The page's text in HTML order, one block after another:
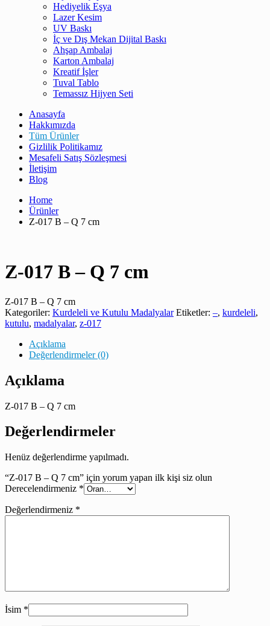
Hediyelik Eşya
Lazer Kesim
UV Baskı
İç ve Dış Mekan Dijital Baskı
Ahşap Ambalaj
Karton Ambalaj
Kreatif İşler
Tuval Tablo
Temassız Hijyen Seti
Anasayfa
Hakkımızda
Tüm Ürünler
Gizlilik Politikamız
Mesafeli Satış Sözleşmesi
İletişim
Blog
Home
Ürünler
Z-017 B – Q 7 cm
Z-017 B – Q 7 cm
Z-017 B – Q 7 cm
Kategoriler: Kurdeleli ve Kutulu Madalyalar Etiketler: –, kurdeleli,
kutulu, madalyalar, z-017
Açıklama
Değerlendirmeler (0)
Açıklama
Z-017 B – Q 7 cm
Değerlendirmeler
Henüz değerlendirme yapılmadı.
“Z-017 B – Q 7 cm” için yorum yapan ilk kişi siz olun
Derecelendirmeniz *
Değerlendirmeniz *
İsim *